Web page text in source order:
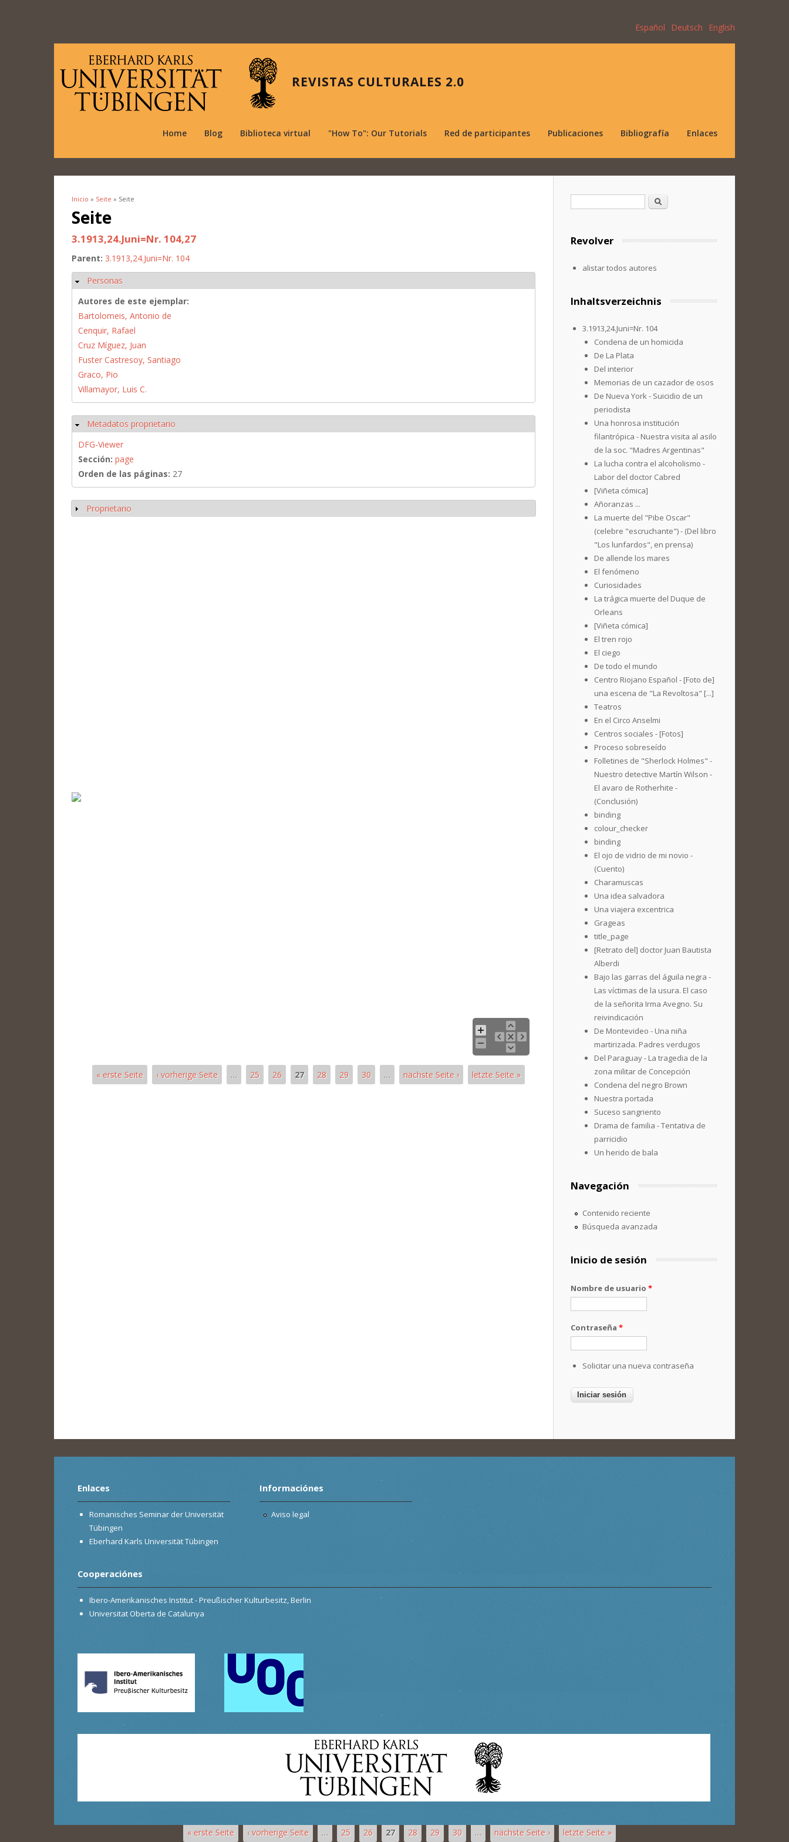
Español Deutsch English
REVISTAS CULTURALES 2.0
Home Blog Biblioteca virtual "How To": Our Tutorials Red de participantes Publicaciones Bibliografía Enlaces
Se encuentra usted aquí
Inicio » Seite » Seite
Seite
3.1913,24.Juni=Nr. 104,27
Parent: 3.1913,24.Juni=Nr. 104
Ocultar
Personas
Autores de este ejemplar:
Bartolomeis, Antonio de
Cenquir, Rafael
Cruz Míguez, Juan
Fuster Castresoy, Santiago
Graco, Pio
Villamayor, Luis C.
Ocultar
Metadatos proprietario
DFG-Viewer
Sección: page
Orden de las páginas: 27
Mostrar
Proprietario
« erste Seite ‹ vorherige Seite … 25 26 27 28 29 30 … nächste Seite › letzte Seite »
Formulario de búsqueda
Buscar
Revolver
alistar todos autores
Inhaltsverzeichnis
3.1913,24.Juni=Nr. 104
Condena de un homicida
De La Plata
Del interior
Memorias de un cazador de osos
De Nueva York - Suicidio de un
periodista
Una honrosa institución
filantrópica - Nuestra visita al asilo
de la soc. "Madres Argentinas"
La lucha contra el alcoholismo -
Labor del doctor Cabred
[Viñeta cómica]
Añoranzas ...
La muerte del "Pibe Oscar"
(celebre "escruchante") - (Del libro
"Los lunfardos", en prensa)
De allende los mares
El fenómeno
Curiosidades
La trágica muerte del Duque de
Orleans
[Viñeta cómica]
El tren rojo
El ciego
De todo el mundo
Centro Riojano Español - [Foto de]
una escena de "La Revoltosa" [...]
Teatros
En el Circo Anselmi
Centros sociales - [Fotos]
Proceso sobreseído
Folletines de "Sherlock Holmes" -
Nuestro detective Martín Wilson -
El avaro de Rotherhite -
(Conclusión)
binding
colour_checker
binding
El ojo de vidrio de mi novio -
(Cuento)
Charamuscas
Una idea salvadora
Una viajera excentrica
Grageas
title_page
[Retrato del] doctor Juan Bautista
Alberdi
Bajo las garras del águila negra -
Las víctimas de la usura. El caso
de la señorita Irma Avegno. Su
reivindicación
De Montevideo - Una niña
martirizada. Padres verdugos
Del Paraguay - La tragedia de la
zona militar de Concepción
Condena del negro Brown
Nuestra portada
Suceso sangriento
Drama de familia - Tentativa de
parricidio
Un herido de bala
Navegación
Contenido reciente
Búsqueda avanzada
Inicio de sesión
Nombre de usuario *
Contraseña *
Solicitar una nueva contraseña
Enlaces
Romanisches Seminar der Universität
Tübingen
Eberhard Karls Universität Tübingen
Informaciónes
Aviso legal
Cooperaciónes
Ibero-Amerikanisches Institut - Preußischer Kulturbesitz, Berlin
Universitat Oberta de Catalunya
« erste Seite ‹ vorherige Seite … 25 26 27 28 29 30 … nächste Seite › letzte Seite »